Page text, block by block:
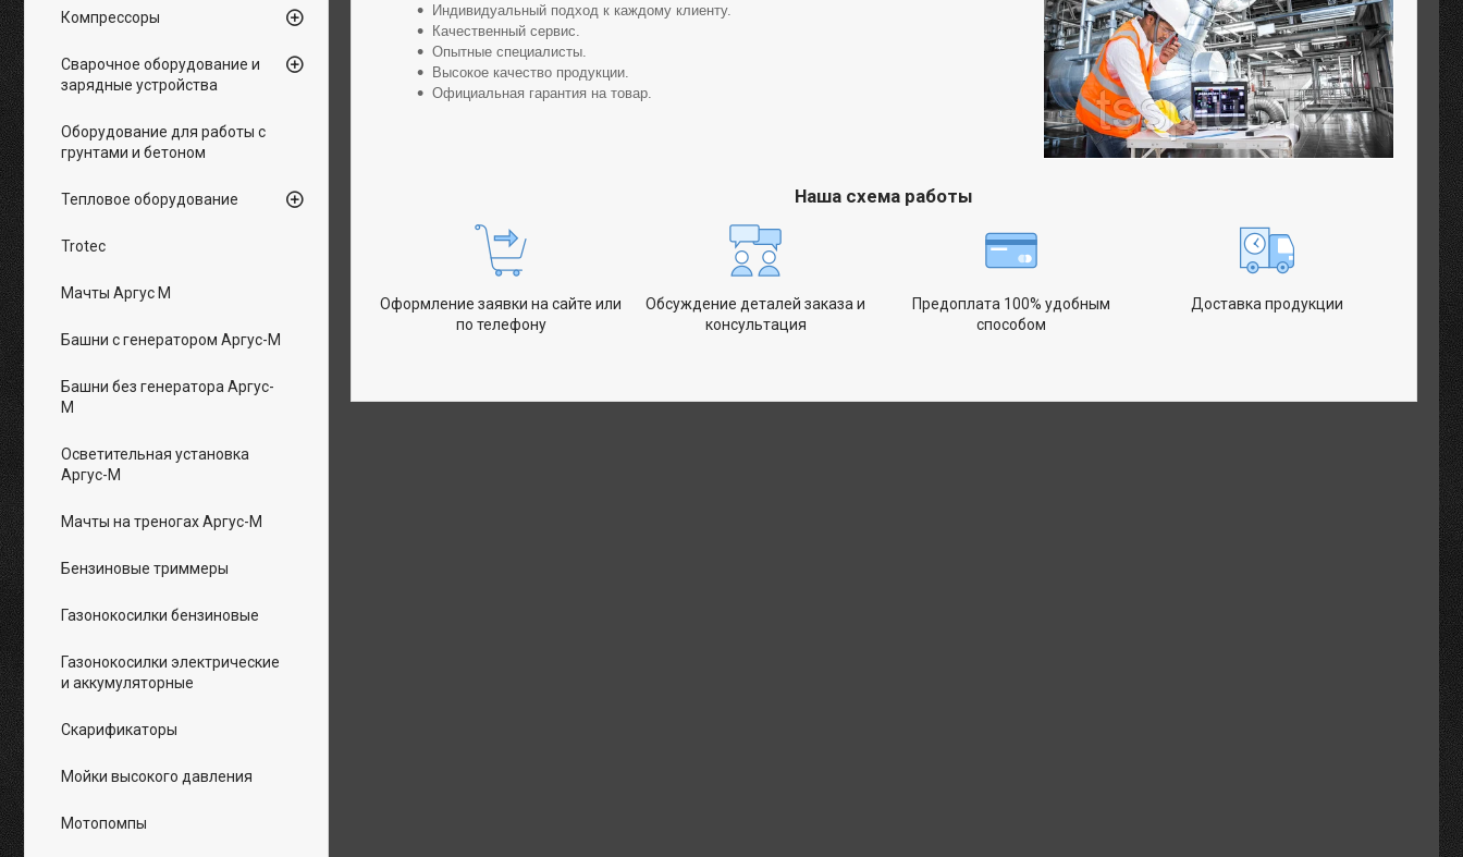
Индивидуальный подход к каждому клиенту.
Качественный сервис.
Опытные специалисты.
Высокое качество продукции.
Официальная гарантия на товар.
Наша схема работы
Оформление заявки на сайте или
по телефону
Обсуждение деталей заказа и
консультация
Предоплата 100% удобным
способом
Доставка продукции
Компрессоры
Сварочное оборудование и
зарядные устройства
Оборудование для работы с
грунтами и бетоном
Тепловое оборудование
Trotec
Мачты Аргус М
Башни с генератором Аргус-М
Башни без генератора Аргус-
М
Осветительная установка
Аргус-М
Мачты на треногах Аргус-М
Бензиновые триммеры
Газонокосилки бензиновые
Газонокосилки электрические
и аккумуляторные
Скарификаторы
Мойки высокого давления
Мотопомпы